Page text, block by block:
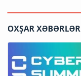
OXŞAR XƏBƏRLƏR